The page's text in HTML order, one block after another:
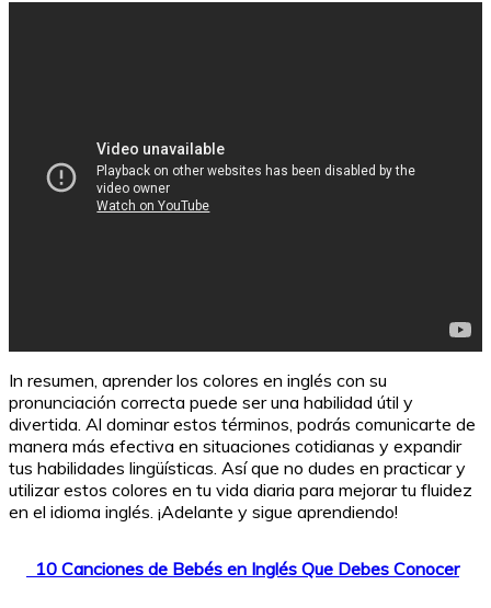
In resumen, aprender los colores en inglés con su
pronunciación correcta puede ser una habilidad útil y
divertida. Al dominar estos términos, podrás comunicarte de
manera más efectiva en situaciones cotidianas y expandir
tus habilidades lingüísticas. Así que no dudes en practicar y
utilizar estos colores en tu vida diaria para mejorar tu fluidez
en el idioma inglés. ¡Adelante y sigue aprendiendo!
10 Canciones de Bebés en Inglés Que Debes Conocer